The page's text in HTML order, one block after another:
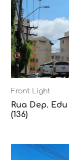
Front Light
Rua Dep.
(136)